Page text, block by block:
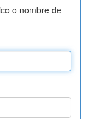
o nombre de